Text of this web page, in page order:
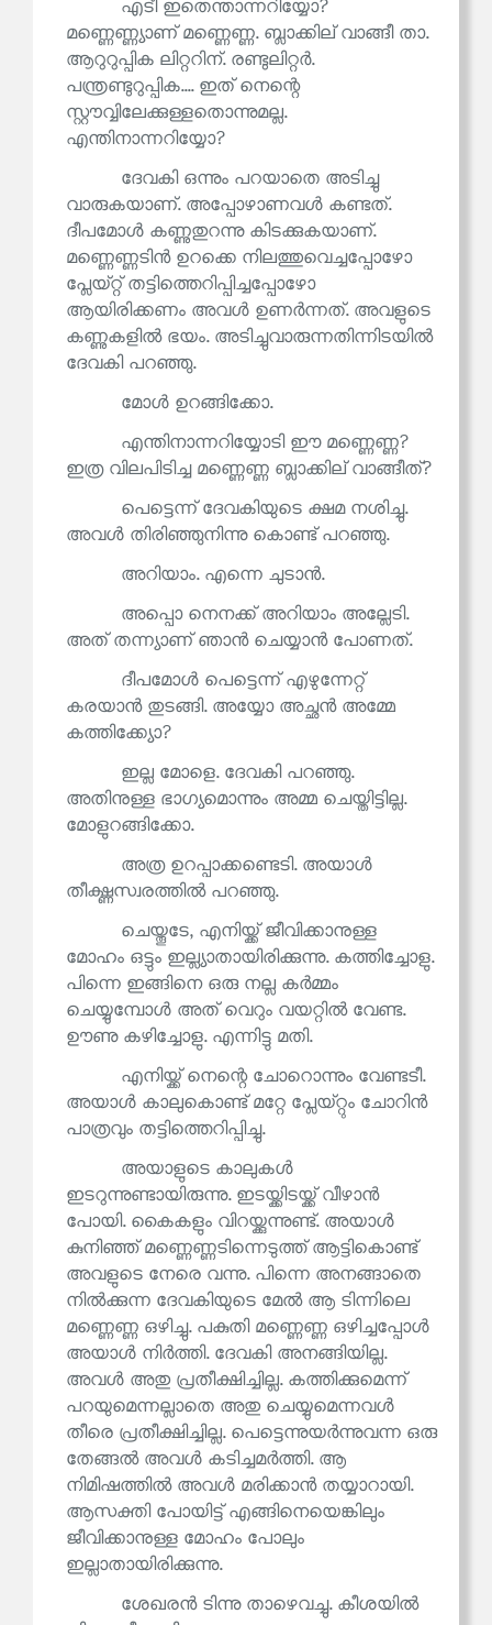
എടീ ഇതെന്താന്നറിയ്യോ?
മണ്ണെണ്ണ്യാണ് മണ്ണെണ്ണ. ബ്ലാക്കില് വാങ്ങീ താ.
ആറുറുപ്പിക ലിറ്ററിന്. രണ്ടുലിറ്റർ.
പന്ത്രണ്ടുറുപ്പിക.... ഇത് നെന്റെ
സ്റ്റൗവ്വിലേക്കുള്ളതൊന്നുമല്ല.
എന്തിനാന്നറിയ്യോ?
ദേവകി ഒന്നും പറയാതെ അടിച്ചു
വാരുകയാണ്. അപ്പോഴാണവൾ കണ്ടത്.
ദീപമോൾ കണ്ണുതുറന്നു കിടക്കുകയാണ്.
മണ്ണെണ്ണടിൻ ഉറക്കെ നിലത്തുവെച്ചപ്പോഴോ
പ്ലേയ്റ്റ് തട്ടിത്തെറിപ്പിച്ചപ്പോഴോ
ആയിരിക്കണം അവൾ ഉണർന്നത്. അവളുടെ
കണ്ണുകളിൽ ഭയം. അടിച്ചുവാരുന്നതിന്നിടയിൽ
ദേവകി പറഞ്ഞു.
മോൾ ഉറങ്ങിക്കോ.
എന്തിനാന്നറിയ്യോടി ഈ മണ്ണെണ്ണ?
ഇത്ര വിലപിടിച്ച മണ്ണെണ്ണ ബ്ലാക്കില് വാങ്ങീത്?
പെട്ടെന്ന് ദേവകിയുടെ ക്ഷമ നശിച്ചു.
അവൾ തിരിഞ്ഞുനിന്നു കൊണ്ട് പറഞ്ഞു.
അറിയാം. എന്നെ ചുടാൻ.
അപ്പൊ നെനക്ക് അറിയാം അല്ലേടി.
അത് തന്ന്യാണ് ഞാൻ ചെയ്യാൻ പോണത്.
ദീപമോൾ പെട്ടെന്ന് എഴുന്നേറ്റ്
കരയാൻ തുടങ്ങി. അയ്യോ അച്ഛൻ അമ്മേ
കത്തിക്ക്യോ?
ഇല്ല മോളെ. ദേവകി പറഞ്ഞു.
അതിനുള്ള ഭാഗ്യമൊന്നും അമ്മ ചെയ്തിട്ടില്ല.
മോളുറങ്ങിക്കോ.
അത്ര ഉറപ്പാക്കണ്ടെടി. അയാൾ
തീക്ഷ്ണസ്വരത്തിൽ പറഞ്ഞു.
ചെയ്തൂടേ, എനിയ്ക്ക് ജീവിക്കാനുള്ള
മോഹം ഒട്ടും ഇല്ല്യാതായിരിക്കുന്നു. കത്തിച്ചോളു.
പിന്നെ ഇങ്ങിനെ ഒരു നല്ല കർമ്മം
ചെയ്യുമ്പോൾ അത് വെറും വയറ്റിൽ വേണ്ട.
ഊണു കഴിച്ചോളു. എന്നിട്ടു മതി.
എനിയ്ക്ക് നെന്റെ ചോറൊന്നും വേണ്ടടീ.
അയാൾ കാലുകൊണ്ട് മറ്റേ പ്ലേയ്റ്റും ചോറിൻ
പാത്രവും തട്ടിത്തെറിപ്പിച്ചു.
അയാളുടെ കാലുകൾ
ഇടറുന്നുണ്ടായിരുന്നു. ഇടയ്ക്കിടയ്ക്ക് വീഴാൻ
പോയി. കൈകളും വിറയ്ക്കുന്നുണ്ട്. അയാൾ
കുനിഞ്ഞ് മണ്ണെണ്ണടിന്നെടുത്ത് ആട്ടികൊണ്ട്
അവളുടെ നേരെ വന്നു. പിന്നെ അനങ്ങാതെ
നിൽക്കുന്ന ദേവകിയുടെ മേൽ ആ ടിന്നിലെ
മണ്ണെണ്ണ ഒഴിച്ചു. പകുതി മണ്ണെണ്ണ ഒഴിച്ചപ്പോൾ
അയാൾ നിർത്തി. ദേവകി അനങ്ങിയില്ല.
അവൾ അതു പ്രതീക്ഷിച്ചില്ല. കത്തിക്കുമെന്ന്
പറയുമെന്നല്ലാതെ അതു ചെയ്യുമെന്നവൾ
തീരെ പ്രതീക്ഷിച്ചില്ല. പെട്ടെന്നുയർന്നുവന്ന ഒരു
തേങ്ങൽ അവൾ കടിച്ചമർത്തി. ആ
നിമിഷത്തിൽ അവൾ മരിക്കാൻ തയ്യാറായി.
ആസക്തി പോയിട്ട് എങ്ങിനെയെങ്കിലും
ജീവിക്കാനുള്ള മോഹം പോലും
ഇല്ലാതായിരിക്കുന്നു.
ശേഖരൻ ടിന്നു താഴെവച്ചു. കീശയിൽ